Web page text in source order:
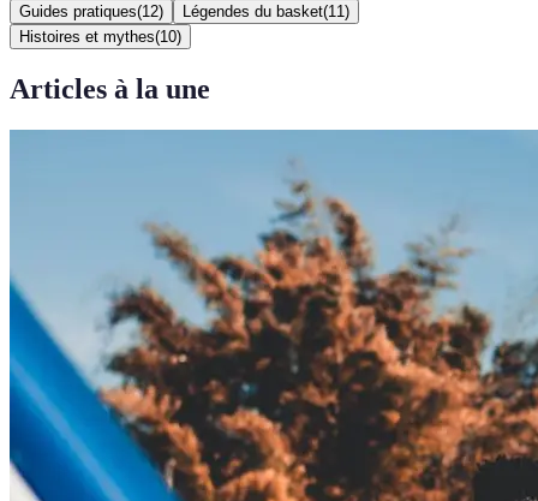
Guides pratiques(12) Légendes du basket(11 )
Histoires et mythes(10)
Articles à la une